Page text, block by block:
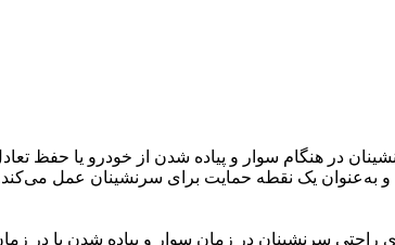
در هنگام سوار و پیاده شدن از خودرو یا حفظ
به‌عنوان یک نقطه حمایت برای سرنشینان عمل
سرنشینان در زمان سوار و پیاده شدن یا در